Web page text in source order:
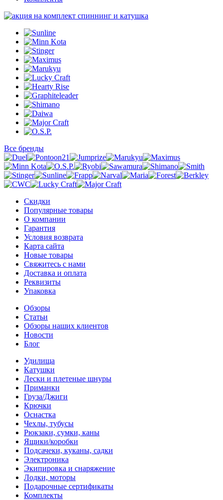
Все бренды
Скидки
Популярные товары
О компании
Гарантия
Условия возврата
Карта сайта
Новые товары
Свяжитесь с нами
Доставка и оплата
Реквизиты
Упаковка
Обзоры
Статьи
Обзоры наших клиентов
Новости
Блог
Удилища
Катушки
Лески и плетеные шнуры
Приманки
Груза/Джиги
Крючки
Оснастка
Чехлы, тубусы
Рюкзаки, сумки, каны
Ящики/коробки
Подсачеки, куканы, садки
Электроника
Экипировка и снаряжение
Лодки, моторы
Подарочные сертификаты
Комплекты